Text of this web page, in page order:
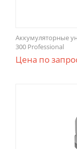
Аккумуляторные
300 Professional
Цена по